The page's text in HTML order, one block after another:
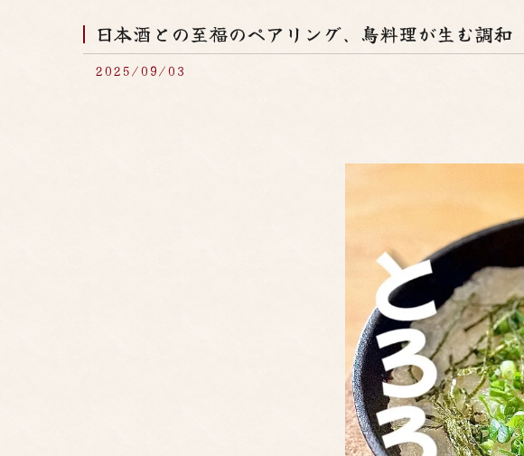
日本酒との至福のペアリング、鳥料理が生む調和
2025/09/03